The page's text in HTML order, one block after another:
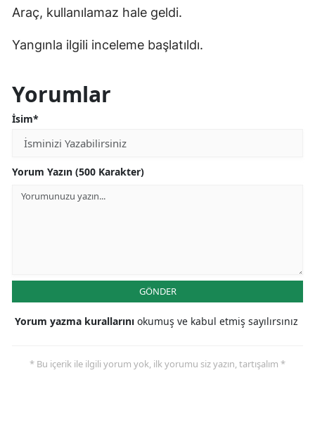
Araç, kullanılamaz hale geldi.
Yangınla ilgili inceleme başlatıldı.
Yorumlar
İsim*
Yorum Yazın (500 Karakter)
GÖNDER
Yorum yazma kurallarını okumuş ve kabul etmiş sayılırsınız
* Bu içerik ile ilgili yorum yok, ilk yorumu siz yazın, tartışalım *